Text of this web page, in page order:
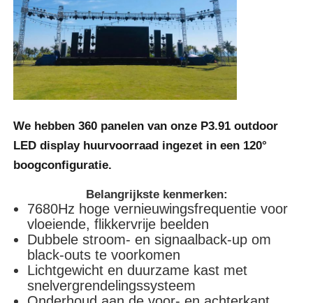
SMD LED Scherm
Buiten LED-displaybord
We hebben 360 panelen van onze P3.91 outdoor
LED displayhuurvoorraad ingezet in een 120°
boogconfiguratie.
Belangrijkste kenmerken:
7680Hz hoge vernieuwingsfrequentie voor
vloeiende, flikkervrije beelden
Dubbele stroom- en signaalback-up om
black-outs te voorkomen
Lichtgewicht en duurzame kast met
snelvergrendelingssysteem